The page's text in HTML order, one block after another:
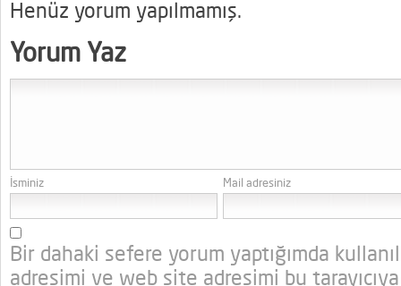
Henüz yorum yapılmamış.
Yorum Yaz
İsminiz Mail adresiniz
Bir dahaki sefere yorum yaptığımda
adresimi ve web site adresimi bu